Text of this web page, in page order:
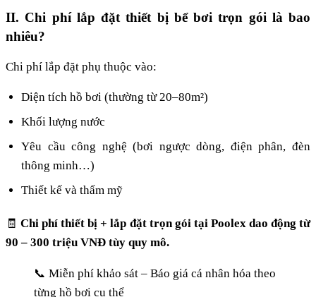
II. Chi phí lắp đặt thiết bị bể bơi trọn gói là bao
nhiêu?
Chi phí lắp đặt phụ thuộc vào:
Diện tích hồ bơi (thường từ 20–80m²)
Khối lượng nước
Yêu cầu công nghệ (bơi ngược dòng, điện phân, đèn
thông minh…)
Thiết kế và thẩm mỹ
🧾Chi phí thiết bị + lắp đặt trọn gói tại Poolex dao động từ
90 – 300 triệu VNĐ tùy quy mô.
📞 Miễn phí khảo sát – Báo giá cá nhân hóa theo
từng hồ bơi cụ thể